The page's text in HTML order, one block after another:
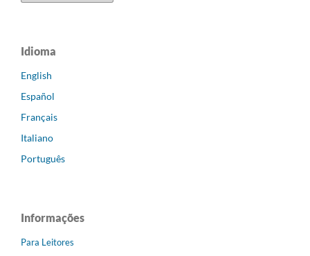
Idioma
English
Español
Français
Italiano
Português
Informações
Para Leitores